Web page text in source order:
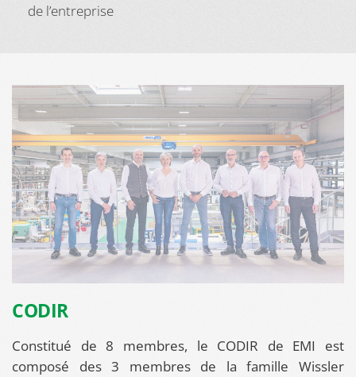
de l’entreprise
CODIR
Constitué de 8 membres, le CODIR de EMI est
composé des 3 membres de la famille Wissler